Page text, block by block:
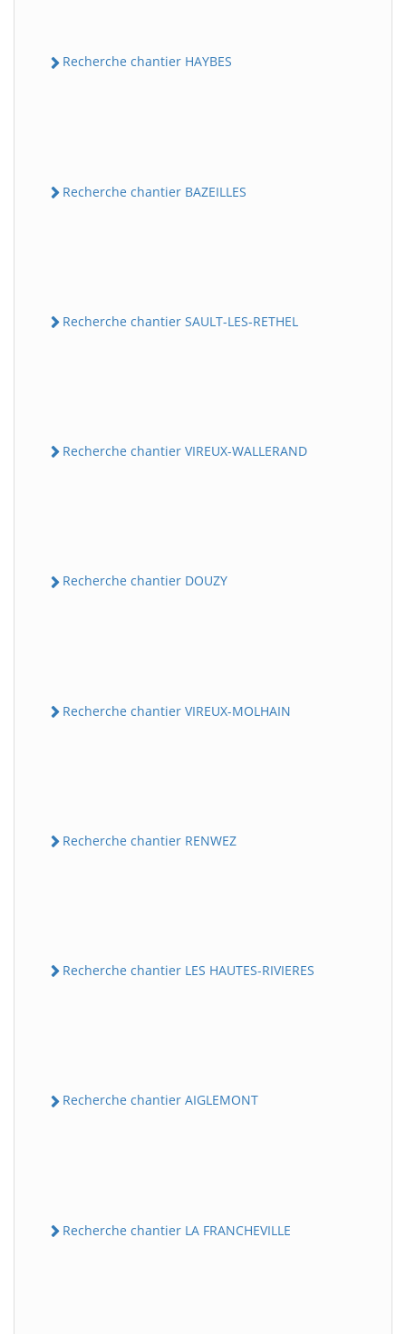
Recherche chantier HAYBES
Recherche chantier BAZEILLES
Recherche chantier SAULT-LES-RETHEL
Recherche chantier VIREUX-WALLERAND
Recherche chantier DOUZY
Recherche chantier VIREUX-MOLHAIN
Recherche chantier RENWEZ
Recherche chantier LES HAUTES-RIVIERES
Recherche chantier AIGLEMONT
Recherche chantier LA FRANCHEVILLE